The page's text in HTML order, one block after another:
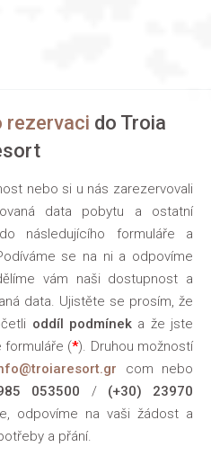
rezervaci do Troia
nebo si u nás zarezervovali
data pobytu a ostatní
následujícího formuláře a
se na ni a odpovíme
vám naši dostupnost a
data. Ujistěte se prosím, že
oddíl podmínek a že jste
formuláře (*). Druhou možností
com nebo
053500 / (+30) 23970
odpovíme na vaši žádost a
a přání.